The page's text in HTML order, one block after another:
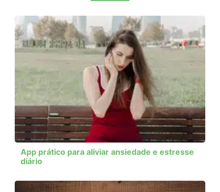
App prático para aliviar ansiedade e estresse
diário